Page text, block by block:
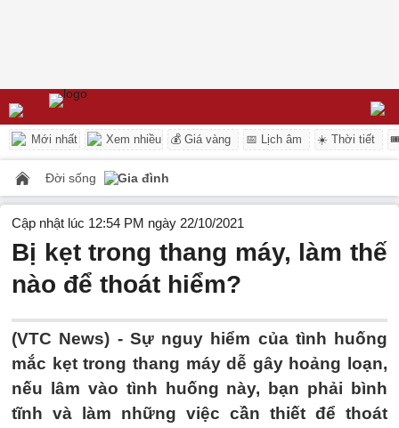
Mới nhất Xem nhiều 💰 Giá vàng 📅 Lịch âm ☀️ Thời tiết
Đời sống Gia đình
Cập nhật lúc 12:54 PM ngày 22/10/2021
Bị kẹt trong thang máy, làm thế
nào để thoát hiểm?
(VTC News) - Sự nguy hiểm của tình huống
mắc kẹt trong thang máy dễ gây hoảng loạn,
nếu lâm vào tình huống này, bạn phải bình
tĩnh và làm những việc cần thiết để thoát